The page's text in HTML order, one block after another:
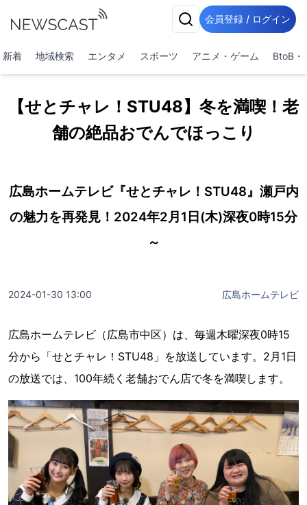
会員登録 / ログイン
新着 地域検索 エンタメ スポーツ アニメ・ゲーム BtoB・
【せとチャレ！STU48】冬を満喫！老
舗の絶品おでんでほっこり
広島ホームテレビ『せとチャレ！STU48』瀬戸内
の魅力を再発見！2024年2月1日(木)深夜0時15分
～
2024-01-30 13:00 広島ホームテレビ
広島ホームテレビ（広島市中区）は、毎週木曜深夜0時15
分から「せとチャレ！STU48」を放送しています。2月1日
の放送では、100年続く老舗おでん店で冬を満喫します。